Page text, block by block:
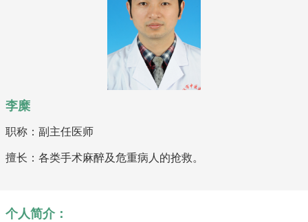
李糜
职称：副主任医师
擅长：各类手术麻醉及危重病人的抢救。
个人简介：